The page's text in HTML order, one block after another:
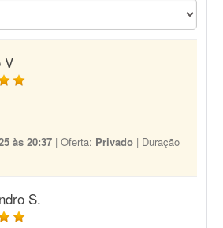
V
às 20:37 | Oferta: Privado | Duração
S.